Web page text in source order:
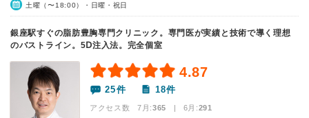
土曜（〜18:00）・日曜・祝日
銀座駅すぐの脂肪豊胸専門クリニック。専門医が実績と技術で導く理想
のバストライン。5Ⅾ注入法。完全個室
4.87
25件 18件
アクセス数 7月:365 | 6月:291